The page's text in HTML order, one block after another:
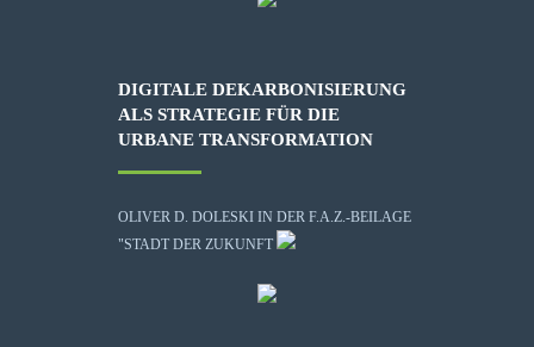
DIGITALE DEKARBONISIERUNG
ALS STRATEGIE FÜR DIE
URBANE TRANSFORMATION
OLIVER D. DOLESKI IN DER F.A.Z.-BEILAGE
"STADT DER ZUKUNFT